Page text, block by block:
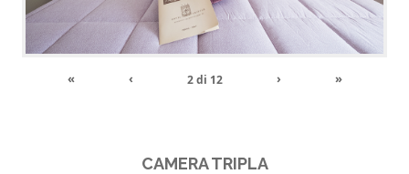
« ‹ 2di 12 › »
CAMERA TRIPLA